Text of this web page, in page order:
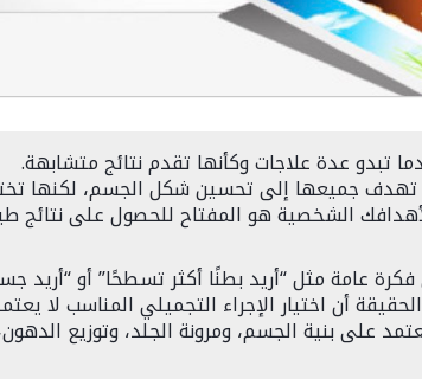
تبدو عدة علاجات وكأنها تقدم نتائج متشابهة.
تهدف جميعها إلى تحسين شكل الجسم، لكنها
الشخصية هو المفتاح للحصول على نتائج
عامة مثل “أريد بطنًا أكثر تسطحًا” أو “أريد
أن اختيار الإجراء التجميلي المناسب لا
على بنية الجسم، ومرونة الجلد، وتوزيع